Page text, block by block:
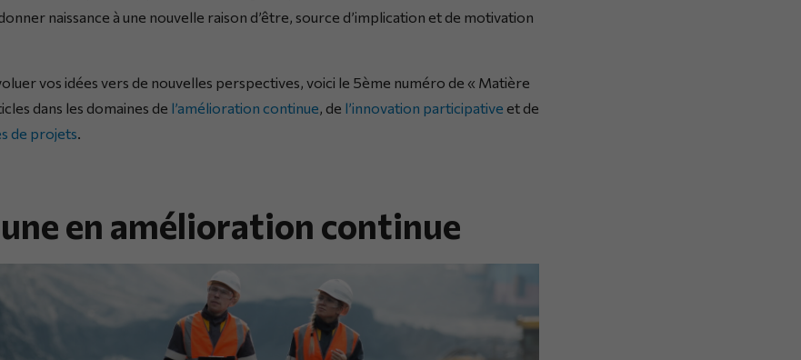
naissance à une nouvelle raison d’être, source d’implication et de motivation
vos idées vers de nouvelles perspectives, voici le 5ème numéro de « Matière
dans les domaines de l’amélioration continue, de l’innovation participative et de
de projets
une en amélioration continue